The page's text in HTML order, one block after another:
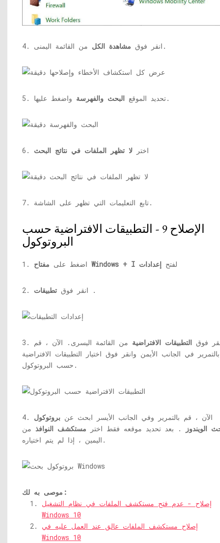
4. انقر فوق مشاهدة الكل من القائمة اليمنى.
5. تحديد الموقع البحث والفهرسة واضغط عليها.
6. اختر لا تظهر الملفات في نتائج البحث
7. تابع التعليمات التي تظهر على الشاشة.
الإصلاح 9 - التطبيقات الافتراضية حسب
البروتوكول
1. اضغط على مفتاح Windows + I لفتح إعدادات
2. انقر فوق تطبيقات .
انقر فوق التطبيقات الافتراضية من القائمة اليسرى. الآن ، قم
بالتمرير في الجانب الأيمن وانقر فوق اختيار التطبيقات الافتراضية
حسب البروتوكول.
4. الآن ، قم بالتمرير وفي الجانب الأيسر ابحث عن بروتوكول
الويندوز
. بعد تحديد موقعه فقط اختر مستكشف النوافذ من
اليمين ، إذا لم يتم اختياره.
موصى به لك:
إصلاح - عدم فتح مستكشف الملفات في نظام التشغيل
Windows 10
إصلاح مستكشف الملفات عالق عند العمل عليه في
Windows 10